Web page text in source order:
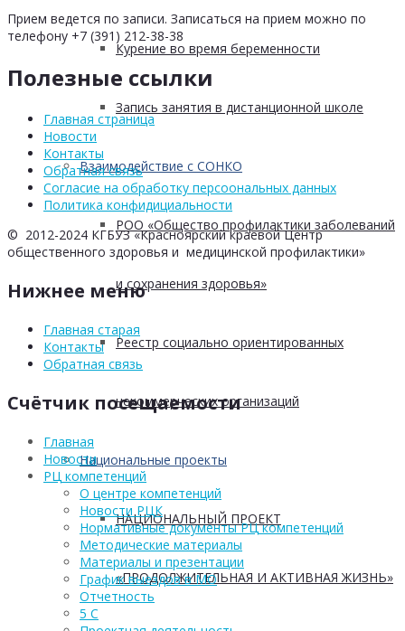
Курение во время беременности
Запись занятия в дистанционной школе
Взаимодействие с СОНКО
РОО «Общество профилактики заболеваний
и сохранения здоровья»
Реестр социально ориентированных
некоммерческих организаций
Национальные проекты
НАЦИОНАЛЬНЫЙ ПРОЕКТ
«ПРОДОЛЖИТЕЛЬНАЯ И АКТИВНАЯ ЖИЗНЬ»
Прием ведется по записи. Записаться на прием можно по
телефону +7 (391) 212-38-38
Полезные ссылки
Главная страница
Новости
Контакты
Обратная связь
Согласие на обработку персоональных данных
Политика конфидициальности
© 2012-2024 КГБУЗ «Красноярский краевой Центр
общественного здоровья и медицинской профилактики»
Нижнее меню
Главная старая
Контакты
Обратная связь
Счётчик посещаемости
Главная
Новости
РЦ компетенций
О центре компетенций
Новости РЦК
Нормативные документы РЦ компетенций
Методические материалы
Материалы и презентации
График выездов в МО
Отчетность
5 С